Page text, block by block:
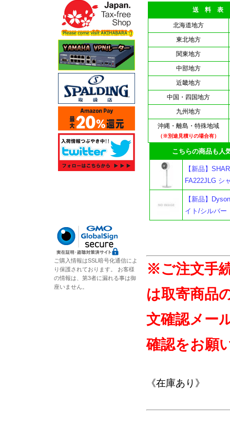
送 料 表
北海道地方
東北地方
関東地方
中部地方
近畿地方
中国・四国地方
九州地方
沖縄・離島・特殊地域
（※別途見積りの場合有）
こちらの商品も人気
【新品】
FA222JLG シ
【新品】
イト/シルバー
※ご注文手
は取寄商品
文確認メー
確認をお願
《在庫あり》
ご購入情報はSSL暗号化通信によ
り保護されております。 お客様
の情報は、第3者に漏れる事は御
座いません。